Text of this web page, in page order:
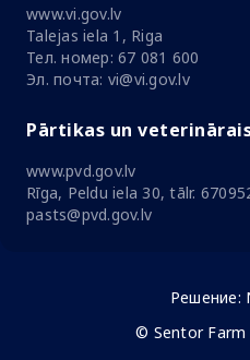
www.vi.gov.lv
Talejas iela 1, Riga
Тел. номер: 67 081 600
Эл. почта: vi@vi.gov.lv
Pārtikas un
www.pvd.gov.lv
Rīga, Peldu iela 30, tālr.
pasts@pvd.gov.lv
Решение:
© Sentor Farm